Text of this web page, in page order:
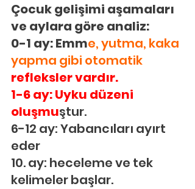
Çocuk gelişimi aşamaları
ve aylara göre analiz:
0-1 ay: Emme, yutma, kaka
yapma gibi otomatik
refleksler vardır.
1-6 ay: Uyku düzeni
oluşmuştur.
6-12 ay: Yabancıları ayırt
eder
10. ay: heceleme ve tek
kelimeler başlar.